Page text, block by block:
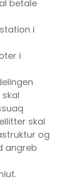
betale
i
i
skal
og
angreb